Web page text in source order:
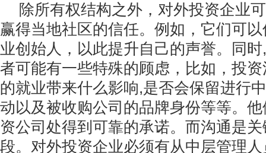
除所有权结构之外，对外投资企业
赢得当地社区的信任。例如，它们可
业创始人，以此提升自己的声誉。同
者可能有一些特殊的顾虑，比如，投
的就业带来什么影响,是否会保留进行
动以及被收购公司的品牌身份等等。
资公司处得到可靠的承诺。而沟通是
段。对外投资企业必须有从中层管理